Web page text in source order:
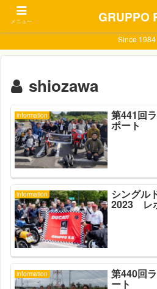
Since 1984
shiozawa
information 第441回
ポート
information シングル
2023 レ
information 第440回
ート
メニュー GRUPPO